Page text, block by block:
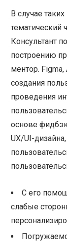
В случае
тематический
Консультант
построению
ментор.
создания
проведения
основе
UX/UI-
С его
слабые